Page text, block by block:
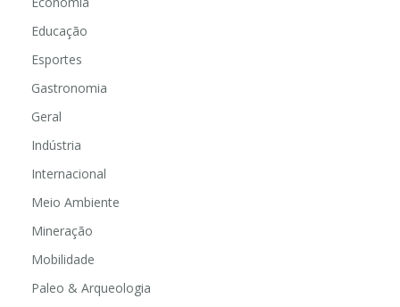
Educação
Esportes
Gastronomia
Geral
Indústria
Internacional
Meio Ambiente
Mineração
Mobilidade
Paleo & Arqueologia